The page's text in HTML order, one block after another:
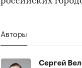
Авторы
Сергей